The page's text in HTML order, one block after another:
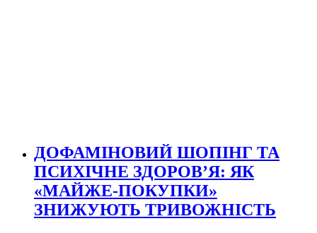
ДОФАМІНОВИЙ ШОПІНГ ТА
ПСИХІЧНЕ ЗДОРОВ’Я: ЯК
«МАЙЖЕ-ПОКУПКИ»
ЗНИЖУЮТЬ ТРИВОЖНІСТЬ